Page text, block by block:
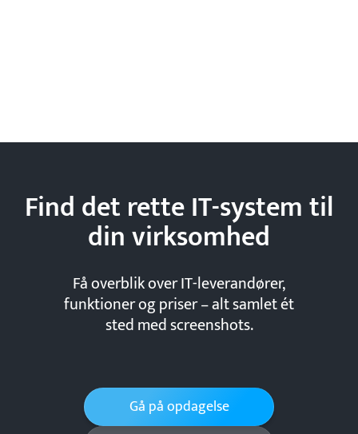
Find det rette IT-system til
dinvirksomhed
Få overblik over IT-leverandører,
funktioner og priser – alt samlet ét
sted med screenshots.
Gå på opdagelse